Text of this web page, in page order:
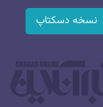
نسخه دسکتاپ